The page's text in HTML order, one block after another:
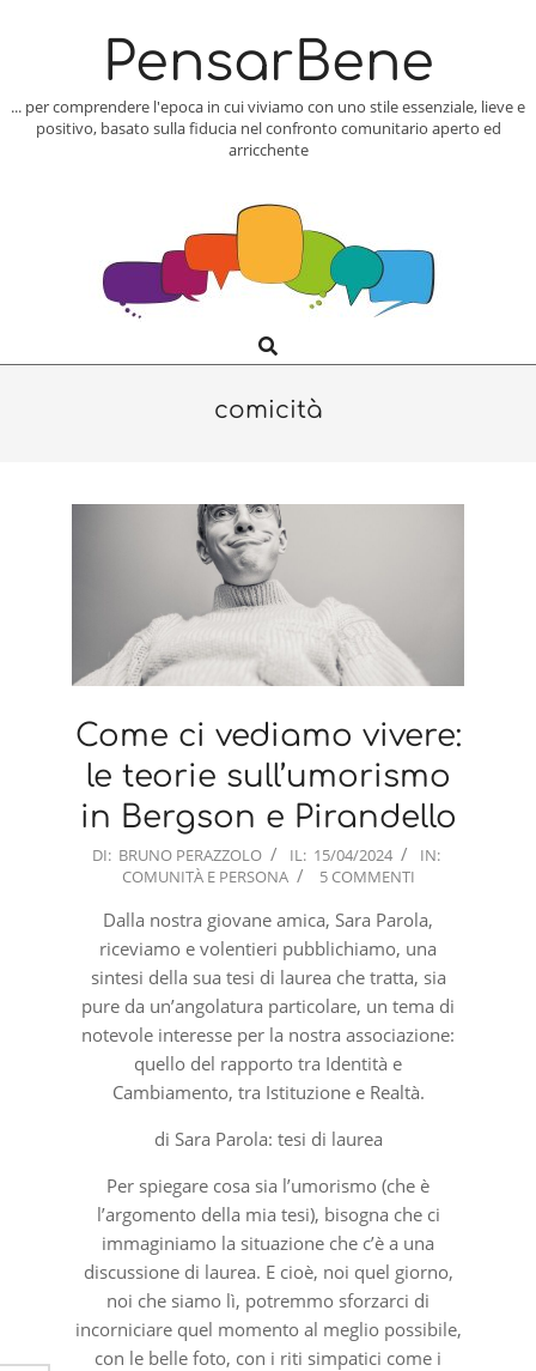
PensarBene
... per comprendere l'epoca in cui viviamo con uno stile essenziale, lieve e
positivo, basato sulla fiducia nel confronto comunitario aperto ed
arricchente
Navigation
Search
comicità
Come ci vediamo vivere:
le teorie sull’umorismo
in Bergson e Pirandello
2024-
DI: BRUNO PERAZZOLO IL: 15/04/2024
IN:
COMUNITÀ E PERSONA
5 COMMENTI
Dalla nostra giovane amica, Sara Parola,
riceviamo e volentieri pubblichiamo, una
sintesi della sua tesi di laurea che tratta, sia
pure da un’angolatura particolare, un tema di
notevole interesse per la nostra associazione:
quello del rapporto tra Identità e
Cambiamento, tra Istituzione e Realtà.
di Sara Parola: tesi di laurea
Per spiegare cosa sia l’umorismo (che è
l’argomento della mia tesi), bisogna che ci
immaginiamo la situazione che c’è a una
discussione di laurea. E cioè, noi quel giorno,
noi che siamo lì, potremmo sforzarci di
incorniciare quel momento al meglio possibile,
con le belle foto, con i riti simpatici come i